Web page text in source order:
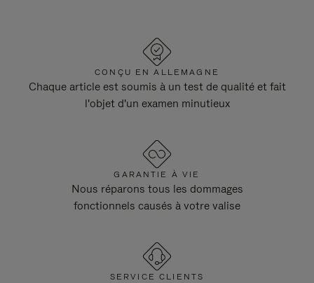
CONÇU EN ALLEMAGNE
Chaque article est soumis à un test de qualité et fait
l'objet d'un examen minutieux
GARANTIE À VIE
Nous réparons tous les dommages
fonctionnels causés à votre valise
SERVICE CLIENTS